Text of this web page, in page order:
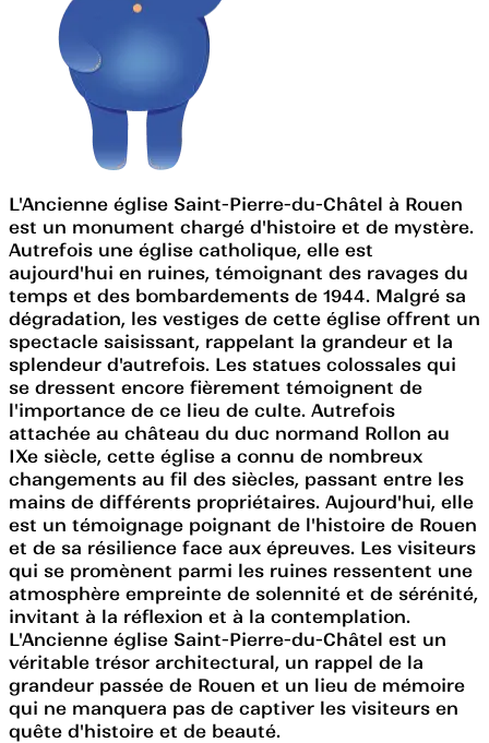
L'Ancienne église Saint-Pierre-du-Châtel à Rouen
est un monument chargé d'histoire et de mystère.
Autrefois une église catholique, elle est
aujourd'hui en ruines, témoignant des ravages du
temps et des bombardements de 1944. Malgré sa
dégradation, les vestiges de cette église offrent un
spectacle saisissant, rappelant la grandeur et la
splendeur d'autrefois. Les statues colossales qui
se dressent encore fièrement témoignent de
l'importance de ce lieu de culte. Autrefois
attachée au château du duc normand Rollon au
IXe siècle, cette église a connu de nombreux
changements au fil des siècles, passant entre les
mains de différents propriétaires. Aujourd'hui, elle
est un témoignage poignant de l'histoire de Rouen
et de sa résilience face aux épreuves. Les visiteurs
qui se promènent parmi les ruines ressentent une
atmosphère empreinte de solennité et de sérénité,
invitant à la réflexion et à la contemplation.
L'Ancienne église Saint-Pierre-du-Châtel est un
véritable trésor architectural, un rappel de la
grandeur passée de Rouen et un lieu de mémoire
qui ne manquera pas de captiver les visiteurs en
quête d'histoire et de beauté.